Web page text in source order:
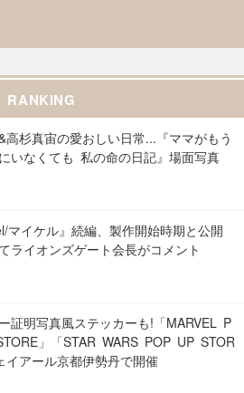
RANKING
&高杉真宙の愛おしい日常...『ママがもう
いなくても 私の命の日記』場面写真
マイケル』続編、製作開始時期と公開
ライオンズゲート会長がコメント
証明写真風ステッカーも!「MARVEL P
」「STAR WARS POP UP STOR
イアール京都伊勢丹で開催